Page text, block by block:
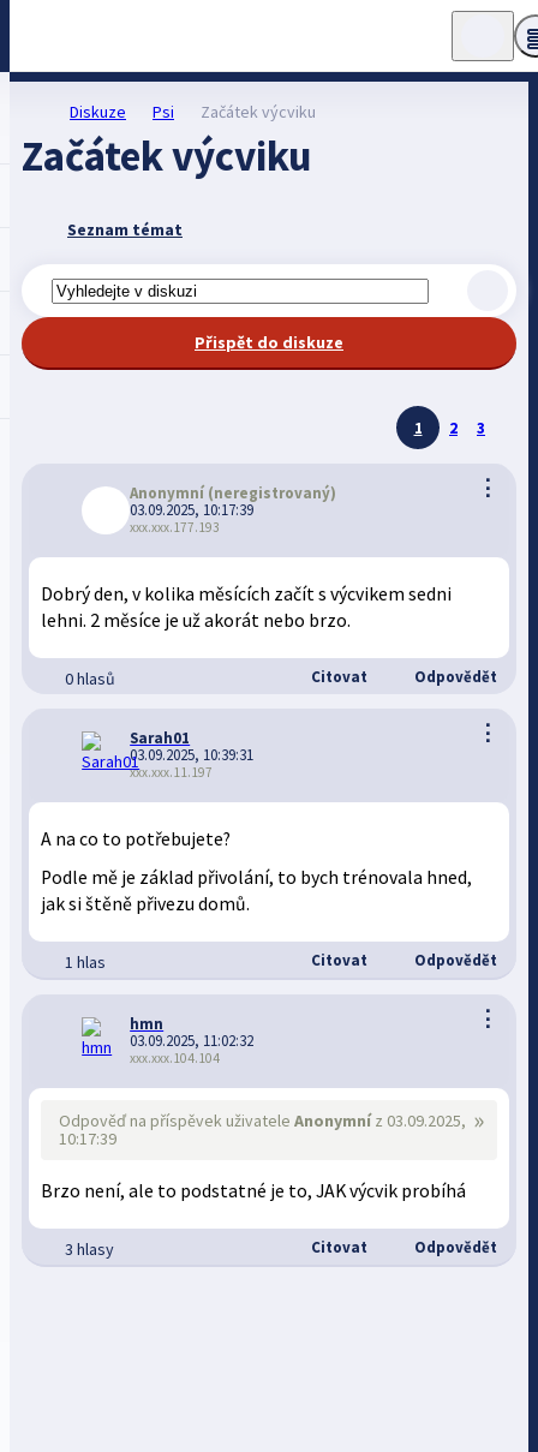
Diskuze Psi Začátek výcviku
Začátek výcviku
Seznam témat
Přispět do diskuze
1 2 3
⋮
Anonymní (neregistrovaný)
03.09.2025, 10:17:39
xxx.xxx.177.193
Dobrý den, v kolika měsících začít s výcvikem sedni
lehni. 2 měsíce je už akorát nebo brzo.
0 hlasů Citovat Odpovědět
⋮
Sarah01
03.09.2025, 10:39:31
xxx.xxx.11.197
A na co to potřebujete?
Podle mě je základ přivolání, to bych trénovala hned,
jak si štěně přivezu domů.
1 hlas Citovat Odpovědět
⋮
hmn
03.09.2025, 11:02:32
xxx.xxx.104.104
»
Odpověď na příspěvek uživateleAnonymníz 03.09.2025,
10:17:39
Brzo není, ale to podstatné je to, JAK výcvik probíhá
3 hlasy Citovat Odpovědět